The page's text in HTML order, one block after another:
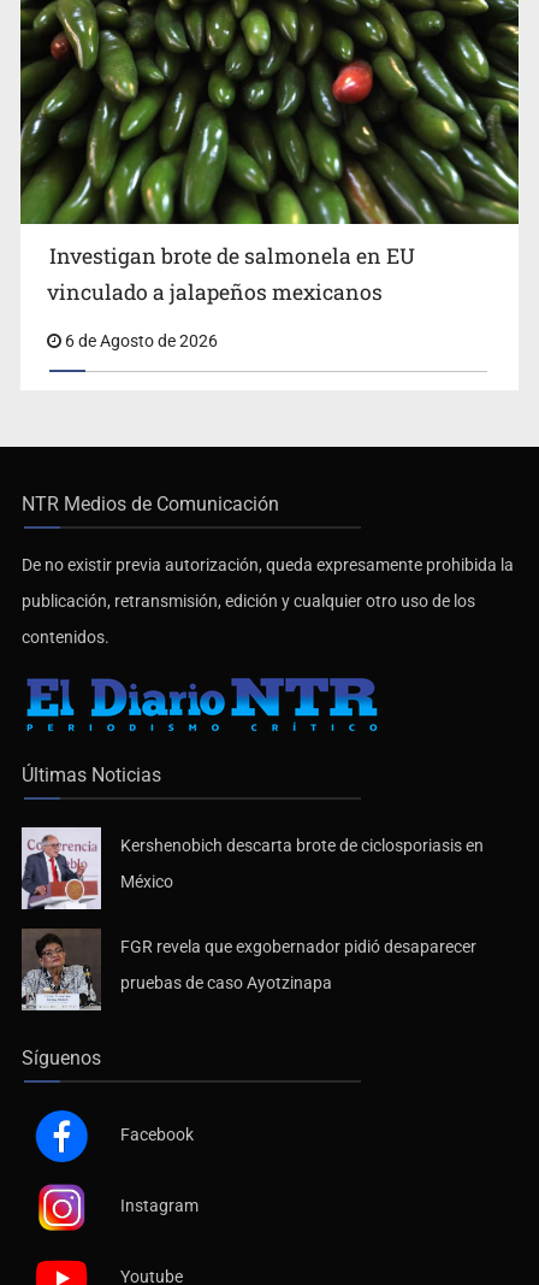
Investigan brote de salmonela en EU
vinculado a jalapeños mexicanos
6 de Agosto de 2026
NTR Medios de Comunicación
De no existir previa autorización, queda expresamente prohibida la
publicación, retransmisión, edición y cualquier otro uso de los
contenidos.
Últimas Noticias
Kershenobich descarta brote de ciclosporiasis en
México
FGR revela que exgobernador pidió desaparecer
pruebas de caso Ayotzinapa
Síguenos
Facebook
Instagram
Youtube